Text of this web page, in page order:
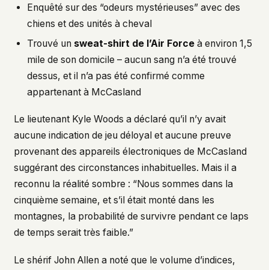
Enquêté sur des “odeurs mystérieuses” avec des
chiens et des unités à cheval
Trouvé un sweat-shirt de l’Air Force à environ 1,5
mile de son domicile – aucun sang n’a été trouvé
dessus, et il n’a pas été confirmé comme
appartenant à McCasland
Le lieutenant Kyle Woods a déclaré qu’il n’y avait
aucune indication de jeu déloyal et aucune preuve
provenant des appareils électroniques de McCasland
suggérant des circonstances inhabituelles. Mais il a
reconnu la réalité sombre : “Nous sommes dans la
cinquième semaine, et s’il était monté dans les
montagnes, la probabilité de survivre pendant ce laps
de temps serait très faible.”
Le shérif John Allen a noté que le volume d’indices,